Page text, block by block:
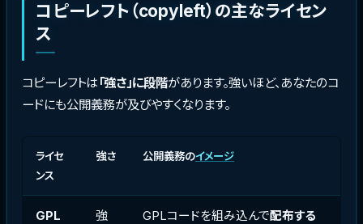
コピーレフト（copyleft）の主なライセン
ス
コピーレフトは 「強さ」に段階があります。強いほど、あなたのコ
ードにも公開義務が及びやすくなります。
ライセ
ンス
強さ 公開義務のイメージ
GPL
強
GPLコードを組み込んで配布する